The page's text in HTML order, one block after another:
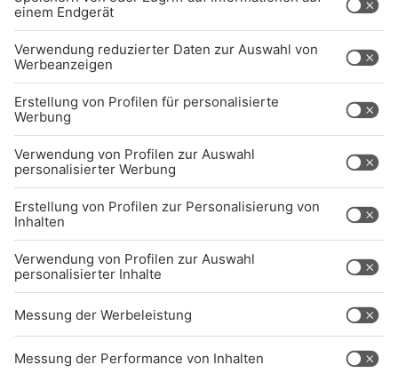
UNTERNEHMEN
Kontakt
Jobs
Sendeempfang
Über uns
BARRIEREFREIHEIT: WIR ARBEITEN DERZEIT
AKTIV DARAN, UNSERE WEBSITE
BARRIEREFREI ZU GESTALTEN - GEMÄSS D
EN ANFORDERUNGEN DES B
ARRIEREFREIHEITSSTÄRKUNGSGESETZES. W
ENN SIE AUF BARRIEREN STOSSEN ODER UN
NTAKTIEREN SIE UNS GERNE.